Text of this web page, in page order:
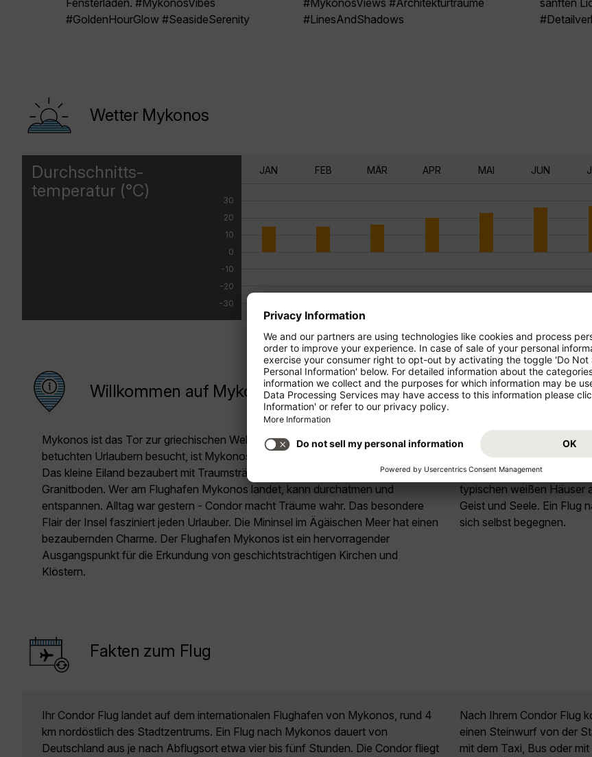
Fensterläden. #MykonosVibes
#GoldenHourGlow #SeasideSerenity
#MykonosViews #Architekturträume
#LinesAndShadows
sanften
Wetter Mykonos
Durchschnitts-
temperatur (°C)
30
20
10
0
-10
-20
-30
JAN FEB MÄR APR MAI JUN
Willkommen auf Mykonos
Mykonos ist das Tor zur griechischen Welt. Anmutig und gerne von den gut
betuchten Urlaubern besucht, ist Mykonos ein einzartiges Einod an Schönheit.
Das kleine Eiland bezaubert mit Traumstränden und flacher Lage sowie
Granitboden. Wer am Flughafen Mykonos landet, kann durchatmen und
entspannen. Alltag war gestern - Condor macht Träume wahr. Das besondere
Flair der Insel fasziniert jeden Urlauber. Die Mininsel im Ägäischen Meer hat einen
bezaubernden Charme. Der Flughafen Mykonos ist ein hervorragender
Ausgangspunkt für die Erkundung von geschichtsträchtigen Kirchen und
Klöstern.
Mykonos steht für
Vor allen Dingen Klein
Sonnenuntergang
typischen weißen Häuser
Geist und Seele. Ein Flug
sich selbst begegnen.
Fakten zum Flug
Ihr Condor Flug landet auf dem internationalen Flughafen von Mykonos, rund 4
km nordöstlich des Stadtzentrums. Ein Flug nach Mykonos dauert von
Deutschland aus je nach Abflugsort etwa vier bis fünf Stunden. Die Condor fliegt
Nach Ihrem Condor Flug
einen Steinwurf von der
mit dem Taxi, Bus oder